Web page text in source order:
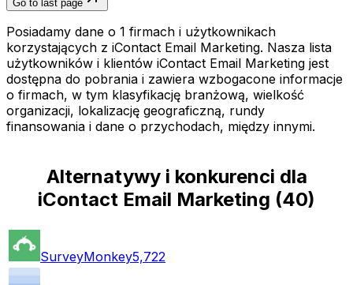
Go to last page
Posiadamy dane o 1 firmach i użytkownikach
korzystających z iContact Email Marketing. Nasza lista
użytkowników i klientów iContact Email Marketing jest
dostępna do pobrania i zawiera wzbogacone informacje
o firmach, w tym klasyfikację branżową, wielkość
organizacji, lokalizację geograficzną, rundy
finansowania i dane o przychodach, między innymi.
Alternatywy i konkurenci dla
iContact Email Marketing (40)
SurveyMonkey5,722